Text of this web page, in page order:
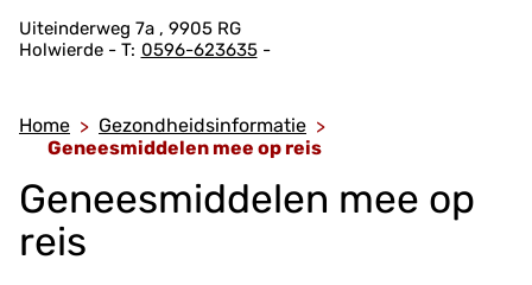
A
d
e
g
e
g
Uiteinderweg 7a
9905 RG
Holwierde
0596-623635
Home
Gezondheidsinformatie
Geneesmiddelen mee op reis
Geneesmiddelen mee op
reis